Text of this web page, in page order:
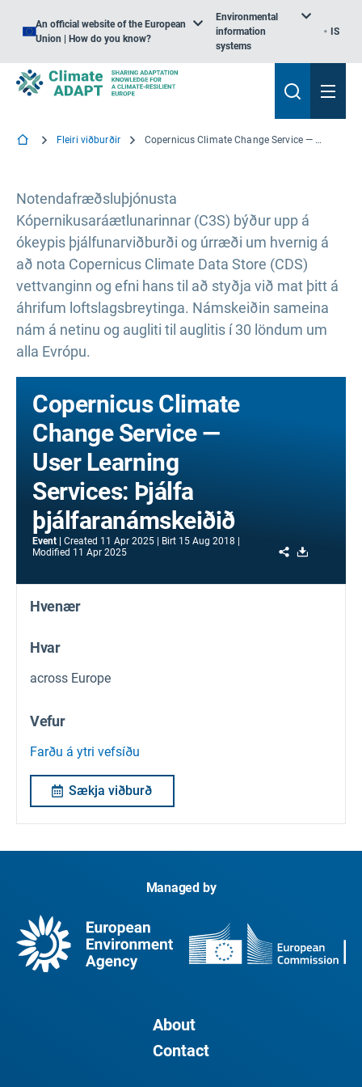
An official website of the European
Union | How do you know?
Environmental
information
systems
IS
Fleiri viðburðir Copernicus Climate Change Service — User Learning Services: Þjálfa þjálfaranámskeiðið
Notendafræðsluþjónusta
Kópernikusaráætlunarinnar (C3S) býður upp á
ókeypis þjálfunarviðburði og úrræði um hvernig á
að nota Copernicus Climate Data Store (CDS)
vettvanginn og efni hans til að styðja við mat þitt á
áhrifum loftslagsbreytinga. Námskeiðin sameina
nám á netinu og augliti til auglitis í 30 löndum um
alla Evrópu.
Copernicus Climate
Change Service —
User Learning
Services: Þjálfa
þjálfaranámskeiðið
Event Created 11 Apr 2025 Birt 15 Aug 2018
Modified 11 Apr 2025 Share
Hvenær
Hvar
across Europe
Vefur
Farðu á ytri vefsíðu
Sækja viðburð
Managed by
About
Contact